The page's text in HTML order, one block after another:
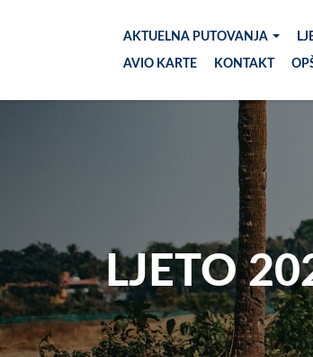
AKTUELNA PUTOVANJA
AVIO KARTE KONTAKT
LJETO